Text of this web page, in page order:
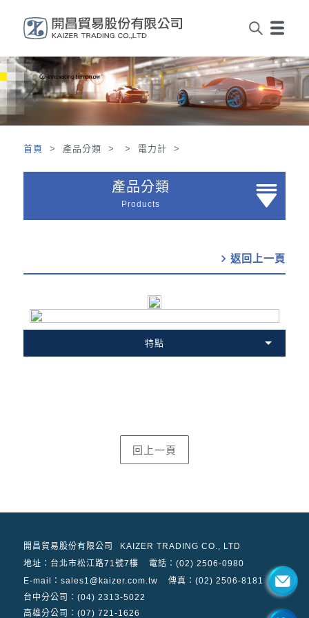
首頁 > 產品分類 > > 電力計 >
產品分類
Products
chevron_right
特點
開昌貿易股份有限公司
KAIZER TRADING CO., LTD
地址： 台北市松江路71號7樓
電話：(02) 2506-0980
E-mail：sales1@kaizer.com.tw
傳真：(02) 2506-8181
台中分公司：(04) 2313-5022
高雄分公司：(07) 721-1626